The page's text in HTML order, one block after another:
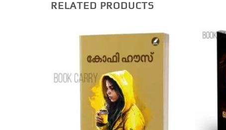
RELATED PRODUCTS